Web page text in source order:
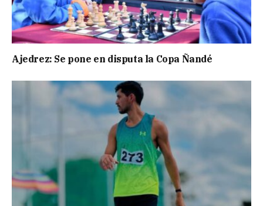
Ajedrez: Se pone en disputa la Copa Ñandé